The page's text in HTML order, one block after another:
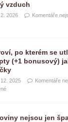
vzduch
2026 Komentáře
po kterém se
(+1 bonusový)
2025
Komentáře
nejsou jen